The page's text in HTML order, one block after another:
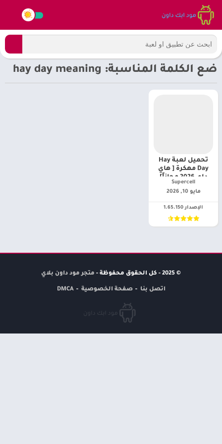
ضع الكلمة المناسبة: hay day meaning
تحميل لعبة Hay
Day مهكرة [ هاي
داي 2026 مجاناً]
Supercell‏
مايو 10, 2026
الإصدار 1.65.150
© 2025 - كل الحقوق محفوظة - متجر مود داون بلاي
اتصل بنا صفحة الخصوصية DMCA